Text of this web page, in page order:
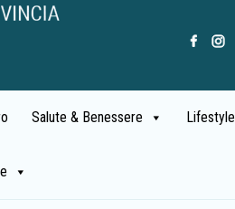
Salute & Benessere Lifestyle